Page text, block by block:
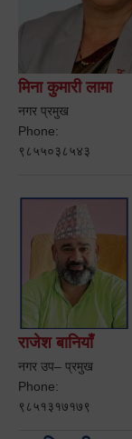
मिना कुमारी लामा
नगर प्रमुख
Phone:
९८५५०३८५४३
राजेश बानियाँ
नगर उप– प्रमुख
Phone:
९८५१३१७१७९